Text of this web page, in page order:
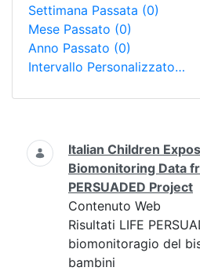
Settimana Passata (0)
Mese Passato (0)
Anno Passato (0)
Intervallo Personalizzato…
Ricerca
Italian Children
Biomonitoring Data
PERSUADED Project
Contenuto Web
Risultati LIFE
biomonitoragio del
bambini